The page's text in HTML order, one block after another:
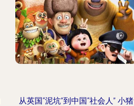
从英国“泥坑”到中国“社会人” 小猪